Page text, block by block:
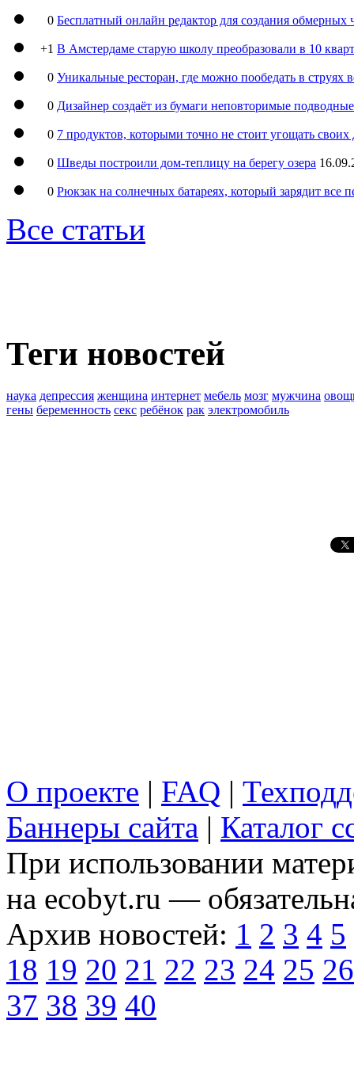
0 Бесплатный онлайн редактор для создания обмерных
+1 В Амстердаме старую школу преобразовали в 10
0 Уникальные ресторан, где можно пообедать в струях
0 Дизайнер создаёт из бумаги неповторимые
0 7 продуктов, которыми точно не стоит угощать
0 Шведы построили дом-теплицу на берегу озера
0 Рюкзак на солнечных батареях, который зарядит все
Все статьи
Теги новостей
наука депрессия женщина интернет мебель мозг мужчина
гены беременность секс ребёнок рак электромобиль
О проекте | FAQ |
Баннеры сайта | Каталог
При использовании
на ecobyt.ru —
Архив новостей: 1 2 3 4 5
18 19 20 21 22 23 24 25 26
37 38 39 40